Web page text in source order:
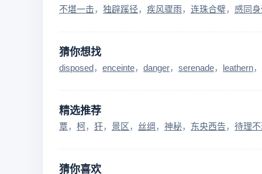
不堪一击 独辟蹊径 疾风骤雨 连珠合璧 感同
猜你想找
disposed enceinte danger serenade leathern
精选推荐
覃 柯 犴 景区 丝绸 神秘 东央西告 待理
猜你喜欢